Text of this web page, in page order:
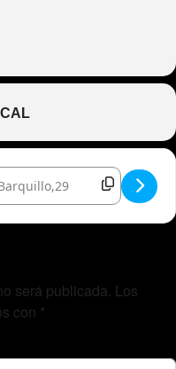
de Atar [gZXv0HLuM]
Address - Locos de Atar
será publicada. Los
con *